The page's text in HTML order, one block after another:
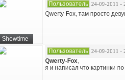
Showtime
Пользователь 24-09-2011 -
Qwerty-Fox, там просто
Пользователь 24-09-2011 -
Qwerty-Fox,
я и написал что картинки